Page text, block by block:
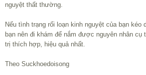
nguyệt thất thường.
Nếu tình trạng rối loạn kinh nguyệt của bạn kéo
bạn nên đi khám để nắm được nguyên nhân cụ
trị thích hợp, hiệu quả nhất.
Theo Suckhoedoisong